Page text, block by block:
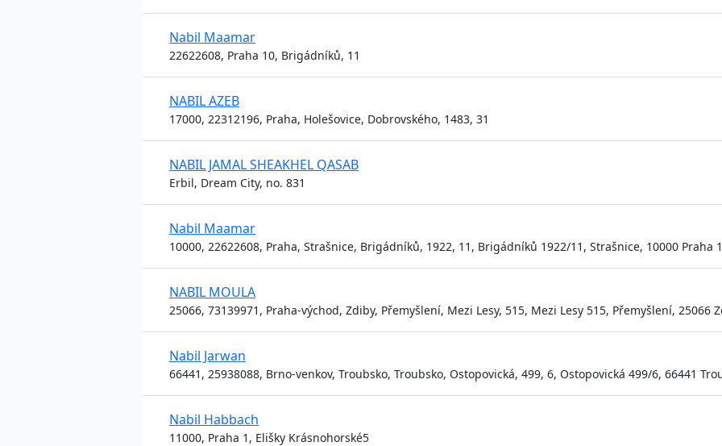
Nabil Maamar
22622608, Praha 10, Brigádníků, 11
NABIL AZEB
17000, 22312196, Praha, Holešovice, Dobrovského, 1483, 31
NABIL JAMAL SHEAKHEL QASAB
Erbil, Dream City, no. 831
Nabil Maamar
10000, 22622608, Praha, Strašnice, Brigádníků, 1922, 11, Brigádníků 1922/11, Strašnice, 10000 Praha
NABIL MOULA
25066, 73139971, Praha-východ, Zdiby, Přemyšlení, Mezi Lesy, 515, Mezi Lesy 515, Přemyšlení, 25066
Nabil Jarwan
66441, 25938088, Brno-venkov, Troubsko, Troubsko, Ostopovická, 499, 6, Ostopovická 499/6, 66441
Nabil Habbach
11000, Praha 1, Elišky Krásnohorské5